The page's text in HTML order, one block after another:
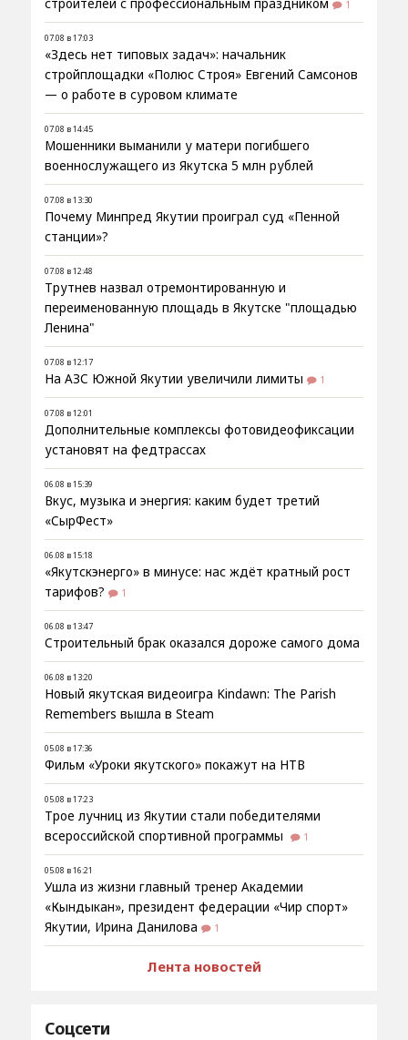
строителей с профессиональным праздником
1
07.08 в 17:03
«Здесь нет типовых задач»: начальник
стройплощадки «Полюс Строя» Евгений Самсонов
— о работе в суровом климате
07.08 в 14:45
Мошенники выманили у матери погибшего
военнослужащего из Якутска 5 млн рублей
07.08 в 13:30
Почему Минпред Якутии проиграл суд «Пенной
станции»?
07.08 в 12:48
Трутнев назвал отремонтированную и
переименованную площадь в Якутске "площадью
Ленина"
07.08 в 12:17
На АЗС Южной Якутии увеличили лимиты 1
07.08 в 12:01
Дополнительные комплексы фотовидеофиксации
установят на федтрассах
06.08 в 15:39
Вкус, музыка и энергия: каким будет третий
«СырФест»
06.08 в 15:18
«Якутскэнерго» в минусе: нас ждёт кратный рост
тарифов?
1
06.08 в 13:47
Строительный брак оказался дороже самого дома
06.08 в 13:20
Новый якутская видеоигра Kindawn: The Parish
Remembers вышла в Steam
05.08 в 17:36
Фильм «Уроки якутского» покажут на НТВ
05.08 в 17:23
Трое лучниц из Якутии стали победителями
всероссийской спортивной программы
1
05.08 в 16:21
Ушла из жизни главный тренер Академии
«Кындыкан», президент федерации «Чир спорт»
Якутии, Ирина Данилова
1
Лента новостей
Соцсети